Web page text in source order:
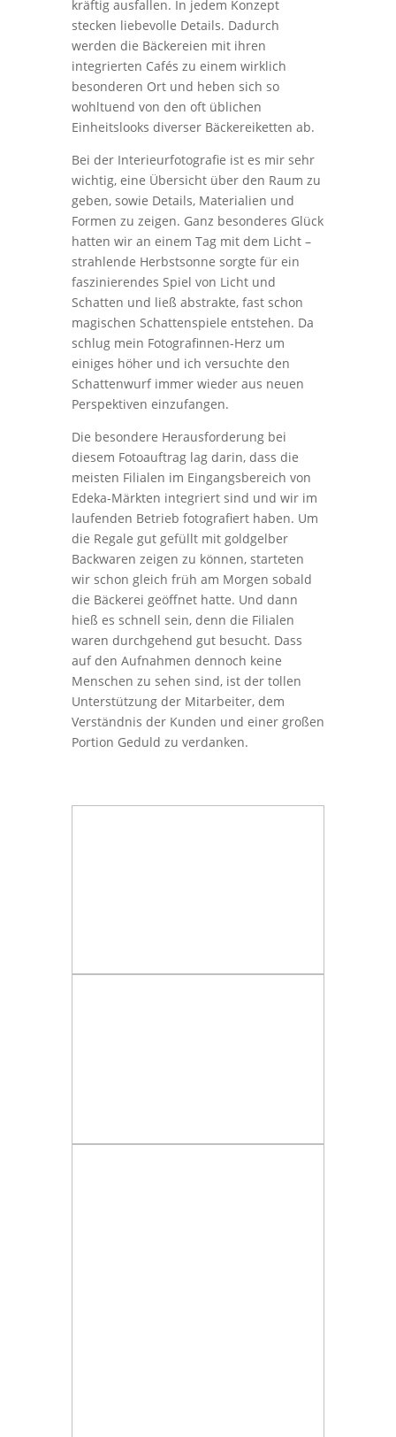
kräftig ausfallen. In jedem Konzept
stecken liebevolle Details. Dadurch
werden die Bäckereien mit ihren
integrierten Cafés zu einem wirklich
besonderen Ort und heben sich so
wohltuend von den oft üblichen
Einheitslooks diverser Bäckereiketten ab.
Bei der Interieurfotografie ist es mir sehr
wichtig, eine Übersicht über den Raum zu
geben, sowie Details, Materialien und
Formen zu zeigen. Ganz besonderes Glück
hatten wir an einem Tag mit dem Licht –
strahlende Herbstsonne sorgte für ein
faszinierendes Spiel von Licht und
Schatten und ließ abstrakte, fast schon
magischen Schattenspiele entstehen. Da
schlug mein Fotografinnen-Herz um
einiges höher und ich versuchte den
Schattenwurf immer wieder aus neuen
Perspektiven einzufangen.
Die besondere Herausforderung bei
diesem Fotoauftrag lag darin, dass die
meisten Filialen im Eingangsbereich von
Edeka-Märkten integriert sind und wir im
laufenden Betrieb fotografiert haben. Um
die Regale gut gefüllt mit goldgelber
Backwaren zeigen zu können, starteten
wir schon gleich früh am Morgen sobald
die Bäckerei geöffnet hatte. Und dann
hieß es schnell sein, denn die Filialen
waren durchgehend gut besucht. Dass
auf den Aufnahmen dennoch keine
Menschen zu sehen sind, ist der tollen
Unterstützung der Mitarbeiter, dem
Verständnis der Kunden und einer großen
Portion Geduld zu verdanken.